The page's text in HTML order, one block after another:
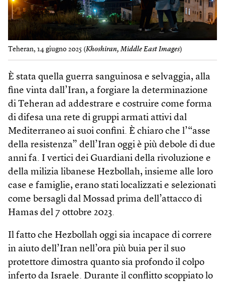
Teheran, 14 giugno 2025 (Khoshiran, Middle East Images)
È stata quella guerra sanguinosa e selvaggia, alla
fine vinta dall’Iran, a forgiare la determinazione
di Teheran ad addestrare e costruire come forma
di difesa una rete di gruppi armati attivi dal
Mediterraneo ai suoi confini. È chiaro che l’“asse
della resistenza” dell’Iran oggi è più debole di due
anni fa. I vertici dei Guardiani della rivoluzione e
della milizia libanese Hezbollah, insieme alle loro
case e famiglie, erano stati localizzati e selezionati
come bersagli dal Mossad prima dell’attacco di
Hamas del 7 ottobre 2023.
Il fatto che Hezbollah oggi sia incapace di correre
in aiuto dell’Iran nell’ora più buia per il suo
protettore dimostra quanto sia profondo il colpo
inferto da Israele. Durante il conflitto scoppiato lo